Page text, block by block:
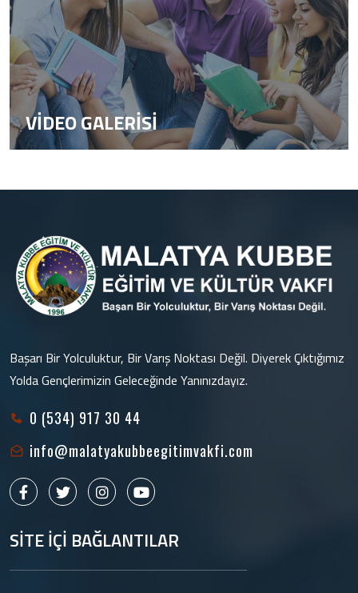
VİDEO GALERİSİ
Başarı Bir Yolculuktur, Bir Varış Noktası Değil. Diyerek Çıktığımız
Yolda Gençlerimizin Geleceğinde Yanınızdayız.
0 (534) 917 30 44
info@malatyakubbeegitimvakfi.com
SİTE İÇİ BAĞLANTILAR